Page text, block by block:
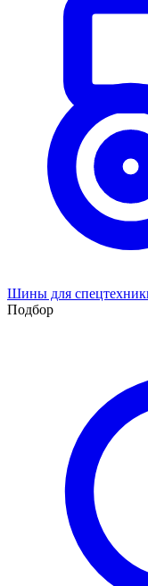
Шины для
Подбор